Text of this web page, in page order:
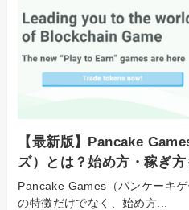
【最新版】Pancake
ズ）とは？始め方・稼ぎ方
Pancake Games（パンケーキ
の特徴だけでなく、始め方...